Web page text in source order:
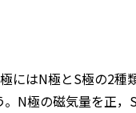
にはN極とS極の2種
N極の磁気量を正